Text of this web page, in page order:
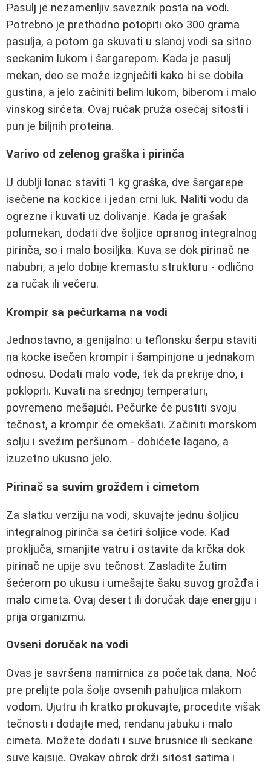
Pasulj je nezamenljiv saveznik posta na vodi.
Potrebno je prethodno potopiti oko 300 grama
pasulja, a potom ga skuvati u slanoj vodi sa sitno
seckanim lukom i šargarepom. Kada je pasulj
mekan, deo se može izgnječiti kako bi se dobila
gustina, a jelo začiniti belim lukom, biberom i malo
vinskog sirćeta. Ovaj ručak pruža osećaj sitosti i
pun je biljnih proteina.
Varivo od zelenog graška i pirinča
U dublji lonac staviti 1 kg graška, dve šargarepe
isečene na kockice i jedan crni luk. Naliti vodu da
ogrezne i kuvati uz dolivanje. Kada je grašak
polumekan, dodati dve šoljice opranog integralnog
pirinča, so i malo bosiljka. Kuva se dok pirinač ne
nabubri, a jelo dobije kremastu strukturu - odlično
za ručak ili večeru.
Krompir sa pečurkama na vodi
Jednostavno, a genijalno: u teflonsku šerpu staviti
na kocke isečen krompir i šampinjone u jednakom
odnosu. Dodati malo vode, tek da prekrije dno, i
poklopiti. Kuvati na srednjoj temperaturi,
povremeno mešajući. Pečurke će pustiti svoju
tečnost, a krompir će omekšati. Začiniti morskom
solju i svežim peršunom - dobićete lagano, a
izuzetno ukusno jelo.
Pirinač sa suvim grožđem i cimetom
Za slatku verziju na vodi, skuvajte jednu šoljicu
integralnog pirinča sa četiri šoljice vode. Kad
proključa, smanjite vatru i ostavite da krčka dok
pirinač ne upije svu tečnost. Zasladite žutim
šećerom po ukusu i umešajte šaku suvog grožđa i
malo cimeta. Ovaj desert ili doručak daje energiju i
prija organizmu.
Ovseni doručak na vodi
Ovas je savršena namirnica za početak dana. Noć
pre prelijte pola šolje ovsenih pahuljica mlakom
vodom. Ujutru ih kratko prokuvajte, procedite višak
tečnosti i dodajte med, rendanu jabuku i malo
cimeta. Možete dodati i suve brusnice ili seckane
suve kajsije. Ovakav obrok drži sitost satima i